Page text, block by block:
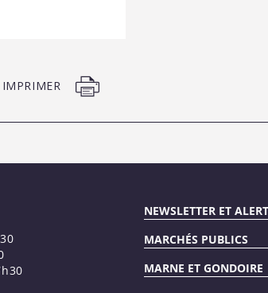
IMPRIMER
NEWSLETTER ET
MARCHÉS PUBLICS
MARNE ET GONDOIRE